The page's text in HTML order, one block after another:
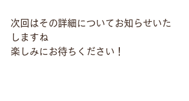
次回はその詳細についてお知らせいた
しますね
楽しみにお待ちください！